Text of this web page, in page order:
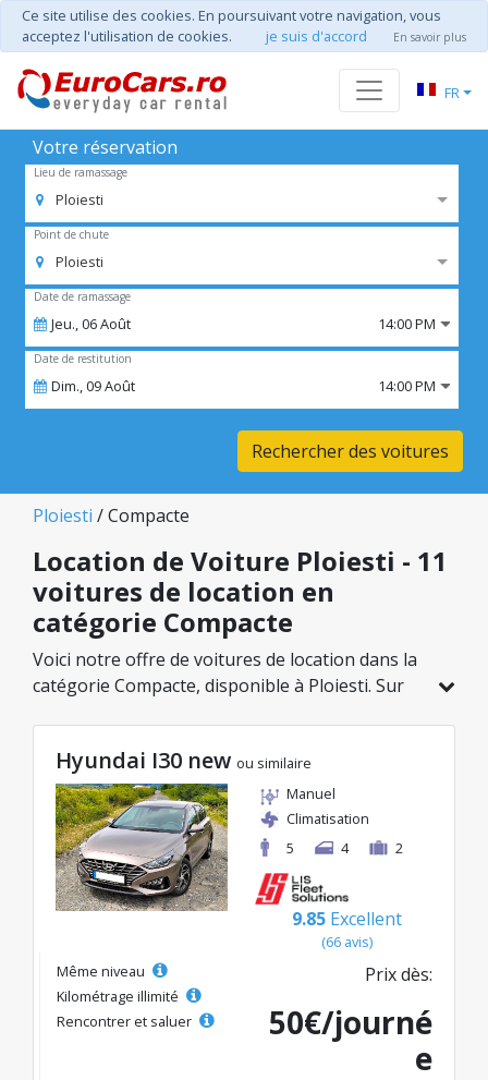
Ce site utilise des cookies. En poursuivant votre navigation, vous
acceptez l'utilisation de cookies.
je suis d'accord En savoir plus
FR
Votre réservation
Lieu de ramassage
Ploiesti
Point de chute
Ploiesti
Date de ramassage
Jeu.,06Août 14:00 PM
Date de restitution
Dim.,09Août 14:00 PM
Rechercher des voitures
Ploiesti / Compacte
Location de Voiture Ploiesti - 11
voitures de location en
catégorie Compacte
Voici notre offre de voitures de location dans la
catégorie Compacte, disponible à Ploiesti. Sur
sélectionnée, avec des tarifs avantageux
débutant à seulement 40€/jour.
Hyundai I30 new ou similaire
Manuel
Climatisation
5
4 2
9.85 Excellent
(66 avis)
Même niveau
Kilométrage illimité
Rencontrer et saluer
Prix dès:
50€/journé
e